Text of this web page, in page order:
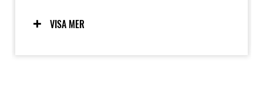
VISA MER